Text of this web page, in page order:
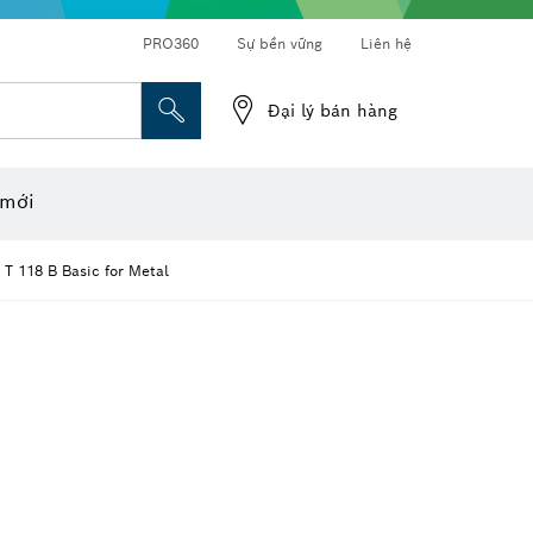
PRO360 Sự bền vững Liên hệ
Đại lý bán hàng
118 B Basic for Metal